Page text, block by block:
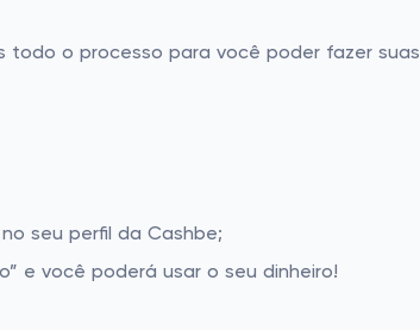
o processo para você poder fazer
seu perfil da Cashbe;
e você poderá usar o seu dinheiro!